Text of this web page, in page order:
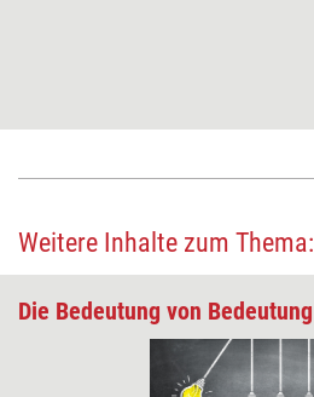
Weitere Inhalte zum Thema:
Die Bedeutung von Bedeutung